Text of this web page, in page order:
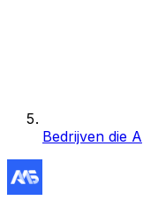
Bedrijven die